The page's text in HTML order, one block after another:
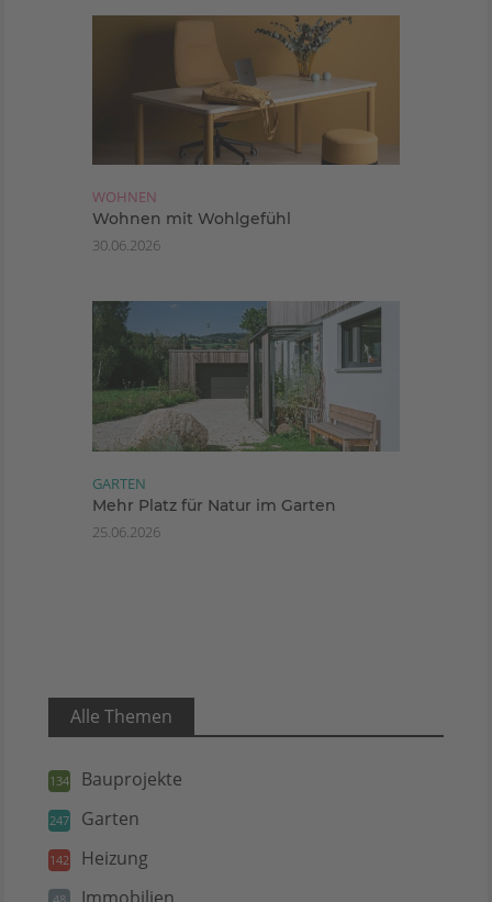
WOHNEN
Wohnen mit Wohlgefühl
30.06.2026
GARTEN
Mehr Platz für Natur im Garten
25.06.2026
Alle Themen
134 Bauprojekte
247 Garten
142 Heizung